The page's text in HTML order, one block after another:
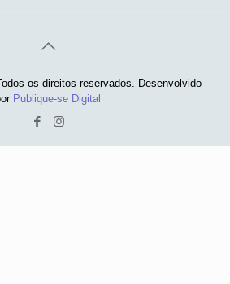
os direitos reservados. Desenvolvido
Publique-se Digital